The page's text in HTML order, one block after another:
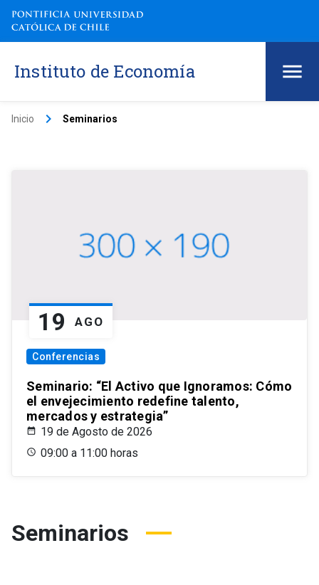
Instituto de Economía
Inicio keyboard_arrow_right Seminarios
19 AGO
Conferencias
Seminario: “El Activo que Ignoramos: Cómo
el envejecimiento redefine talento,
mercados y estrategia”
19 de Agosto de 2026
09:00 a 11:00 horas
Seminarios